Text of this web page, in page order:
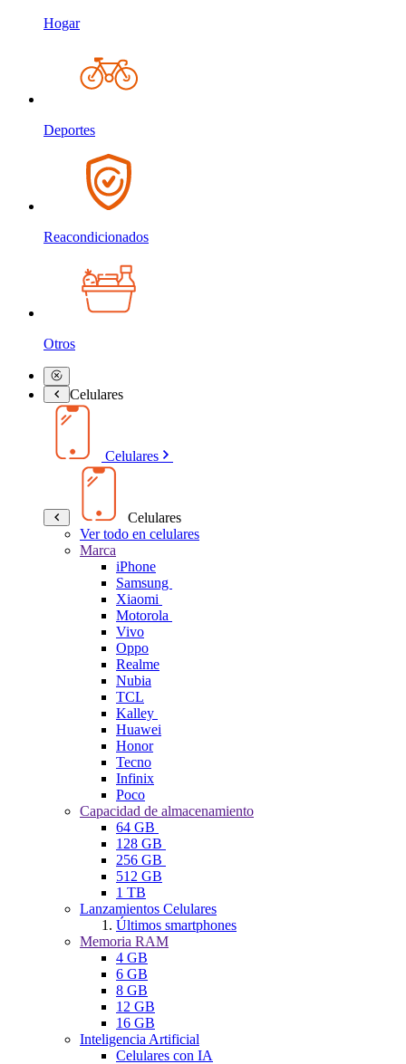
Hogar
Deportes
Reacondicionados
Otros
Celulares
Celulares
Celulares
Ver todo en celulares
Marca
iPhone
Samsung
Xiaomi
Motorola
Vivo
Oppo
Realme
Nubia
TCL
Kalley
Huawei
Honor
Tecno
Infinix
Poco
Capacidad de almacenamiento
64 GB
128 GB
256 GB
512 GB
1 TB
Lanzamientos Celulares
Últimos smartphones
Memoria RAM
4 GB
6 GB
8 GB
12 GB
16 GB
Inteligencia Artificial
Celulares con IA